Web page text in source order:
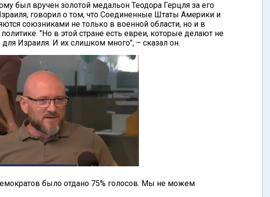
был вручен золотой медальон Теодора Герцля за его
говорил о том, что Соединенные Штаты Америки и
союзниками не только в военной области, но и в
"Но в этой стране есть евреи, которые делают не
для Израиля. И их слишком много", – сказал он.
было отдано 75% голосов. Мы не можем